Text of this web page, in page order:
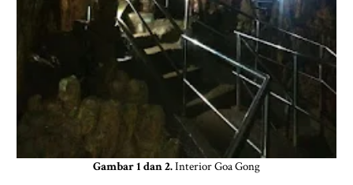
Gambar 1 dan 2.Interior Goa Gong